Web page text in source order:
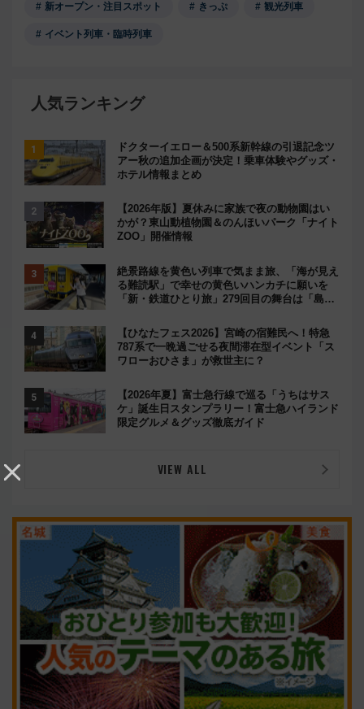
新オープン・注目スポット きっぷ 観光列車
イベント列車・臨時列車
人気ランキング
ドクターイエロー＆500系新幹線の引退記念ツ
アー秋の追加企画が決定！乗車体験やグッズ・
ホテル情報まとめ
【2026年版】夏休みに家族で夜の動物園はい
かが？東山動植物園＆のんほいパーク「ナイト
ZOO」開催情報
絶景路線を黄色い列車で気まま旅、「海が見え
る難読駅」で幸せの黄色いハンカチに願いを
「新・鉄道ひとり旅」279回目の舞台は「島原
【ひなたフェス2026】宮崎の宿難民へ！特急
787系で一晩過ごせる夜間滞在型イベント「ス
ワローおひさま」が救世主に？
【2026年夏】富士急行線で巡る「うちはサス
ケ」誕生日スタンプラリー！富士急ハイランド
限定グルメ＆グッズ徹底ガイド
VIEW ALL